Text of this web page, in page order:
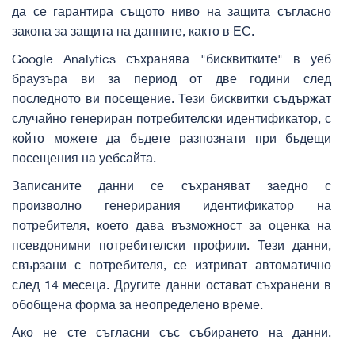
да се гарантира същото ниво на защита съгласно
закона за защита на данните, както в ЕС.
Google Analytics съхранява "бисквитките" в уеб
браузъра ви за период от две години след
последното ви посещение. Тези бисквитки съдържат
случайно генериран потребителски идентификатор, с
който можете да бъдете разпознати при бъдещи
посещения на уебсайта.
Записаните данни се съхраняват заедно с
произволно генерирания идентификатор на
потребителя, което дава възможност за оценка на
псевдонимни потребителски профили. Тези данни,
свързани с потребителя, се изтриват автоматично
след 14 месеца. Другите данни остават съхранени в
обобщена форма за неопределено време.
Ако не сте съгласни със събирането на данни,